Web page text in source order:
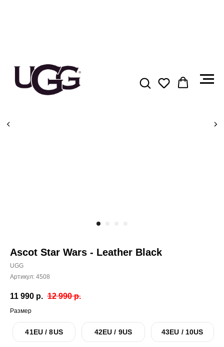
Ascot Star Wars - Leather Black
UGG
Артикул: 4508
11 990 р. 12 990 р.
Размер
41EU / 8US 42EU / 9US 43EU / 10US